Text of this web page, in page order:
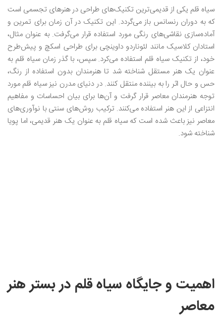
سیاه قلم یکی از قدیمی‌ترین تکنیک‌های طراحی در هنرهای تجسمی است
که به دوران رنسانس باز می‌گردد. این تکنیک در آن زمان برای تمرین و
آماده‌سازی نقاشی‌های رنگی مورد استفاده قرار می‌گرفت. به عنوان مثال،
استادان کلاسیک مانند لئوناردو داوینچی برای طراحی اسکچ و پیش‌طرح
خود، از تکنیک سیاه قلم استفاده می‌کرد. سپس، با گذر زمان سیاه قلم به
عنوان یک هنر مستقل شناخته شد تا هنرمندان بدون استفاده از رنگ،
حس و حال اثر را به بیننده منتقل کنند. در دنیای مدرن نیز سیاه قلم مورد
توجه هنرمندان معاصر قرار گرفت و آن‌ها برای بیان احساسات و مفاهیم
انتزاعی از این هنر استفاده می‌کنند. ترکیب روش‌های سنتی با نوآوری‌های
معاصر نیز باعث شده است که سیاه قلم به عنوان یک هنر قدیمی، اما پویا
شناخته شود.
اهمیت و جایگاه سیاه‌ قلم در بستر هنر
معاصر